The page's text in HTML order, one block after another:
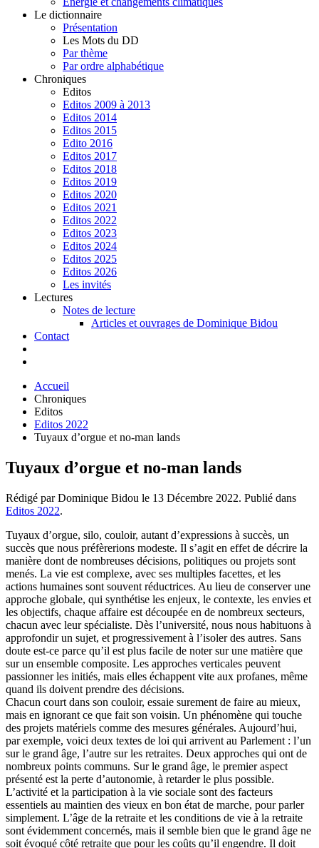
Le dictionnaire
Présentation
Les Mots du DD
Par thème
Par ordre alphabétique
Chroniques
Editos
Editos 2009 à 2013
Editos 2014
Editos 2015
Edito 2016
Editos 2017
Editos 2018
Editos 2019
Editos 2020
Editos 2021
Editos 2022
Editos 2023
Editos 2024
Editos 2025
Editos 2026
Les invités
Lectures
Notes de lecture
Articles et ouvrages de Dominique Bidou
Contact
Accueil
Chroniques
Editos
Editos 2022
Tuyaux d’orgue et no-man lands
Tuyaux d’orgue et no-man lands
Rédigé par Dominique Bidou le 13 Décembre 2022. Publié dans
Editos 2022.
Tuyaux d’orgue, silo, couloir, autant d’expressions à succès, un
succès que nous préfèrerions modeste. Il s’agit en effet de décrire la
manière dont de nombreuses décisions, politiques ou projets sont
menés. La vie est complexe, avec ses multiples facettes, et les
actions humaines sont souvent réductrices. Au lieu de conserver une
approche globale, qui synthétise les enjeux, le contexte, les envies et
les objectifs, chaque affaire est découpée en de nombreux secteurs,
chacun avec leur spécialiste. Dès l’université, nous nous habituons à
approfondir un sujet, et progressivement à l’isoler des autres. Sans
doute est-ce parce qu’il est plus facile de noter sur une matière que
sur un ensemble composite. Les approches verticales peuvent
passionner les initiés, mais elles échappent vite aux profanes, même
quand ils doivent prendre des décisions.
Chacun court dans son couloir, essaie surement de faire au mieux,
mais en ignorant ce que fait son voisin. Un phénomène qui touche
des projets matériels comme des mesures générales. Aujourd’hui,
par exemple, voici deux textes de loi qui arrivent au Parlement : l’un
sur le grand âge, l’autre sur les retraites. Deux approches qui ont de
nombreux points communs. Sur le grand âge, le premier aspect
présenté est la perte d’autonomie, à retarder le plus possible.
L’activité et la participation à la vie sociale sont des facteurs
essentiels au maintien des vieux en bon état de marche, pour parler
simplement. L’âge de la retraite et les conditions de vie à la retraite
sont évidemment concernés, mais il semble bien que le grand âge ne
soit évoqué côté retraite que pour les coûts qu’il engendre. Il doit